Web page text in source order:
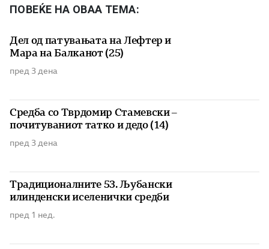
ПОВЕЌЕ НА ОВАА ТЕМА:
Дел од патувањата на Лефтер и
Мара на Балканот (25)
пред 3 дена
Средба со Тврдомир Стамевски –
почитуваниот татко и дедо (14)
пред 3 дена
Традиционалните 53. Љубански
илинденски иселенички средби
пред 1 нед.